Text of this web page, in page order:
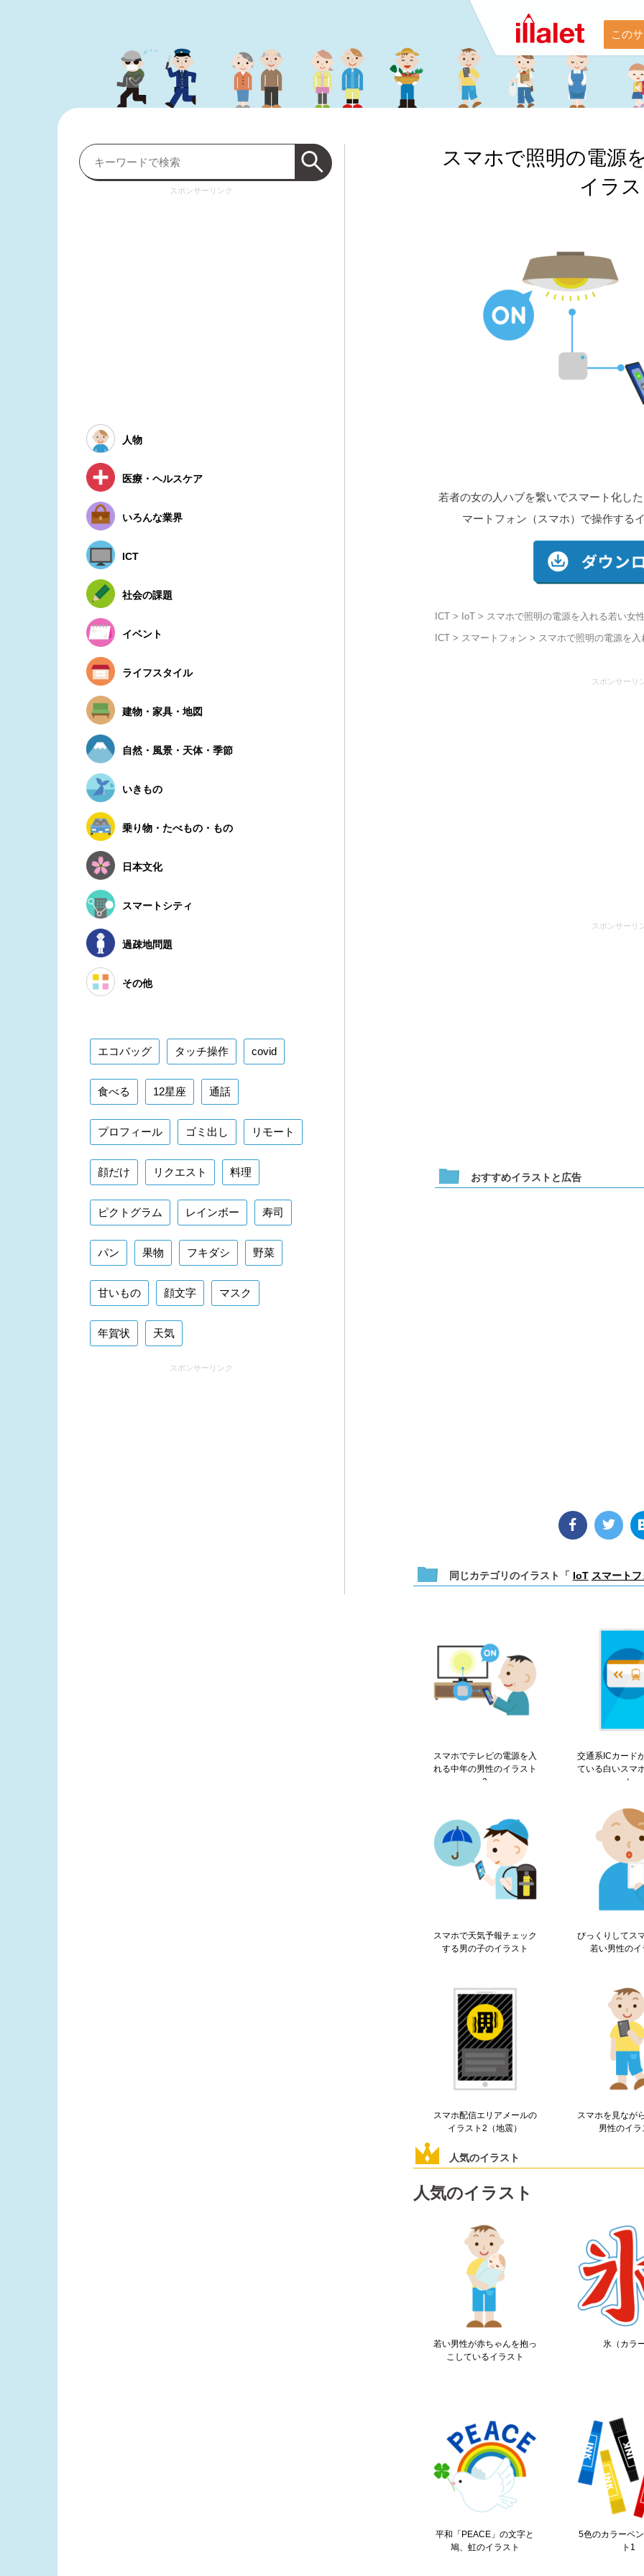
この
スマホで照明の電源
イラ
若者の女の人ハブを繋いでスマート化し
マートフォン（スマホ）で操作する
ICT> IoT> スマホで照明の電源を入れる若い女
ICT> スマートフォン > スマホで照明の電源を
スポンサーリ
スポンサーリ
おすすめイラストと広告
同じカテゴリのイラスト「 IoT スマート
スマホでテレビの電源を入
れる中年の男性のイラスト
2
交通系ICカード
ている白いスマ
ト
スマホで天気予報チェック
する男の子のイラスト
びっくりしてス
若い男性のイ
スマホ配信エリアメールの
イラスト2（地震）
スマホを見なが
男性のイラ
人気のイラスト
人気のイラスト
若い男性が赤ちゃんを抱っ
こしているイラスト
氷（カラー
平和「PEACE」の文字と
鳩、虹のイラスト
5色のカラーペ
ト1
スポンサーリンク
人物
医療・ヘルスケア
いろんな業界
ICT
社会の課題
イベント
ライフスタイル
建物・家具・地図
自然・風景・天体・季節
いきもの
乗り物・たべもの・もの
日本文化
スマートシティ
過疎地問題
その他
エコバッグ タッチ操作 covid
食べる 12星座 通話
プロフィール ゴミ出し リモート
顔だけ リクエスト 料理
ピクトグラム レインボー 寿司
パン 果物 フキダシ 野菜
甘いもの 顔文字 マスク
年賀状 天気
スポンサーリンク